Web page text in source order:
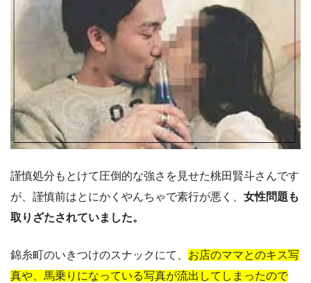
謹慎処分もとけて圧倒的な強さを見せた桃田賢斗さんです
が、謹慎前はとにかくやんちゃで素行が悪く、 女性問題も
取りざたされていました。
錦糸町のいきつけのスナックにて、 お店のママとのキス写
真や、馬乗りになっている写真が流出してしまったので